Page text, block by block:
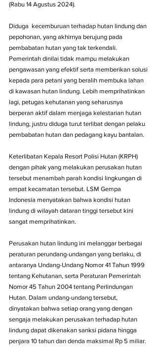
(Rabu 14 Agustus 2024).
Diduga  kecemburuan terhadap hutan lindung dan
pepohonan, yang akhirnya berujung pada
pembabatan hutan yang tak terkendali.
Pemerintah dinilai tidak mampu melakukan
pengawasan yang efektif serta memberikan solusi
kepada para petani yang beralih membuka lahan
di kawasan hutan lindung. Lebih memprihatinkan
lagi, petugas kehutanan yang seharusnya
berperan aktif dalam menjaga kelestarian hutan
lindung, justru diduga turut terlibat dengan pelaku
pembabatan hutan dan pedagang kayu bantalan.
Keterlibatan Kepala Resort Polisi Hutan (KRPH)
dengan pihak yang melakukan perusakan hutan
tersebut menambah parah kondisi lingkungan di
empat kecamatan tersebut. LSM Gempa
Indonesia menyatakan bahwa kondisi hutan
lindung di wilayah dataran tinggi tersebut kini
sangat memprihatinkan.
Perusakan hutan lindung ini melanggar berbagai
peraturan perundang-undangan yang berlaku, di
antaranya Undang-Undang Nomor 41 Tahun 1999
tentang Kehutanan, serta Peraturan Pemerintah
Nomor 45 Tahun 2004 tentang Perlindungan
Hutan. Dalam undang-undang tersebut,
dinyatakan bahwa setiap orang yang dengan
sengaja melakukan perusakan terhadap hutan
lindung dapat dikenakan sanksi pidana hingga
penjara 10 tahun dan denda maksimal Rp 5 miliar.